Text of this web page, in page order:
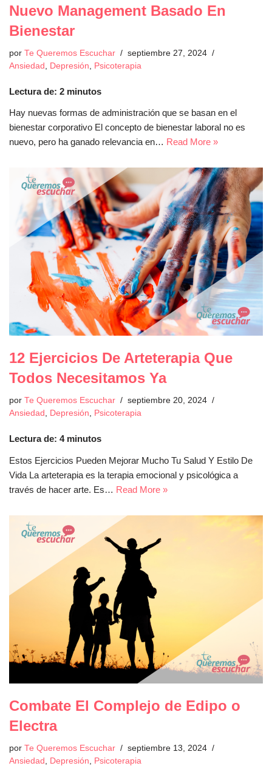
Nuevo Management Basado En
Bienestar
por Te Queremos Escuchar
septiembre 27, 2024
Ansiedad , Depresión, Psicoterapia
Lectura de: 2 minutos
Hay nuevas formas de administración que se basan en el
bienestar corporativo El concepto de bienestar laboral no es
nuevo, pero ha ganado relevancia en… Read More »
12 Ejercicios De Arteterapia Que
Todos Necesitamos Ya
por Te Queremos Escuchar
septiembre 20, 2024
Ansiedad , Depresión, Psicoterapia
Lectura de: 4 minutos
Estos Ejercicios Pueden Mejorar Mucho Tu Salud Y Estilo De
Vida La arteterapia es la terapia emocional y psicológica a
través de hacer arte. Es… Read More »
Combate El Complejo de Edipo o
Electra
por Te Queremos Escuchar
septiembre 13, 2024
Ansiedad
Depresión Psicoterapia